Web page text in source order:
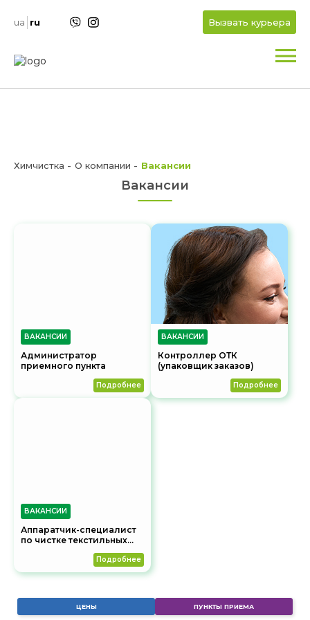
OKua ru Вызвать курьера
Химчистка О компании Вакансии
Вакансии
ВАКАНСИИ
Администратор
приемного пункта
подробнее
ВАКАНСИИ
Контроллер ОТК
(упаковщик заказов)
подробнее
ВАКАНСИИ
Аппаратчик-специалист
по чистке текстильных
подробнее
ЦЕНЫ ПУНКТЫ ПРИЕМА
+